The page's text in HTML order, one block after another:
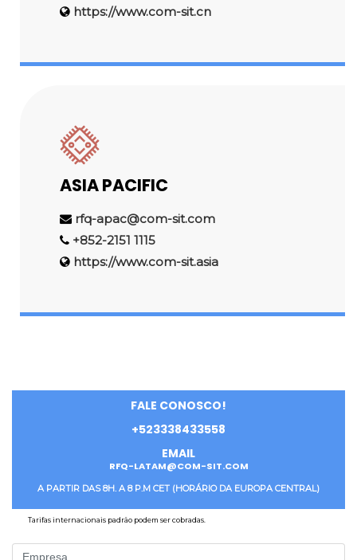
https://www.com-sit.cn
ASIA PACIFIC
rfq-apac@com-sit.com
+852-2151 1115
https://www.com-sit.asia
FALE CONOSCO!
+523338433558
EMAIL
RFQ-LATAM@COM-SIT.COM
A PARTIR DAS 8H. A 8 P.M CET (HORÁRIO DA EUROPA CENTRAL)
Tarifas internacionais padrão podem ser cobradas.
Company